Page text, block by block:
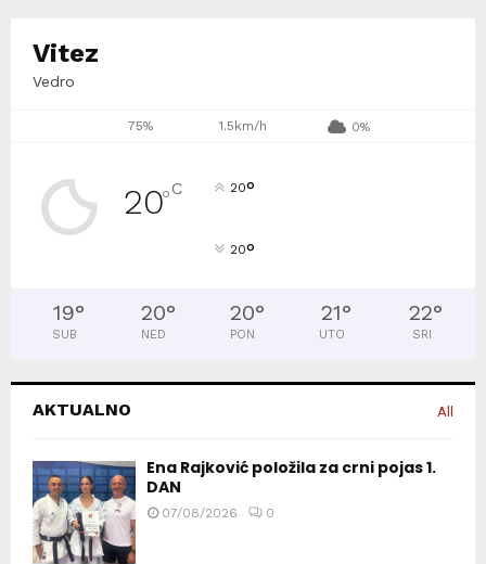
Vitez
Vedro
75% 1.5km/h 0%
20°C 20°
20°
19°
SUB
20°
NED
20°
PON
21°
UTO
22°
SRI
AKTUALNO All
Ena Rajković položila za crni pojas 1.
DAN
07/08/2026 0